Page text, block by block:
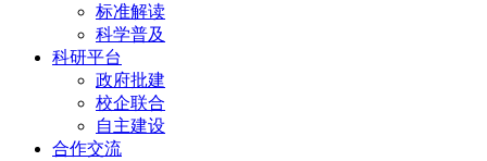
标准解读
科学普及
科研平台
政府批建
校企联合
自主建设
合作交流